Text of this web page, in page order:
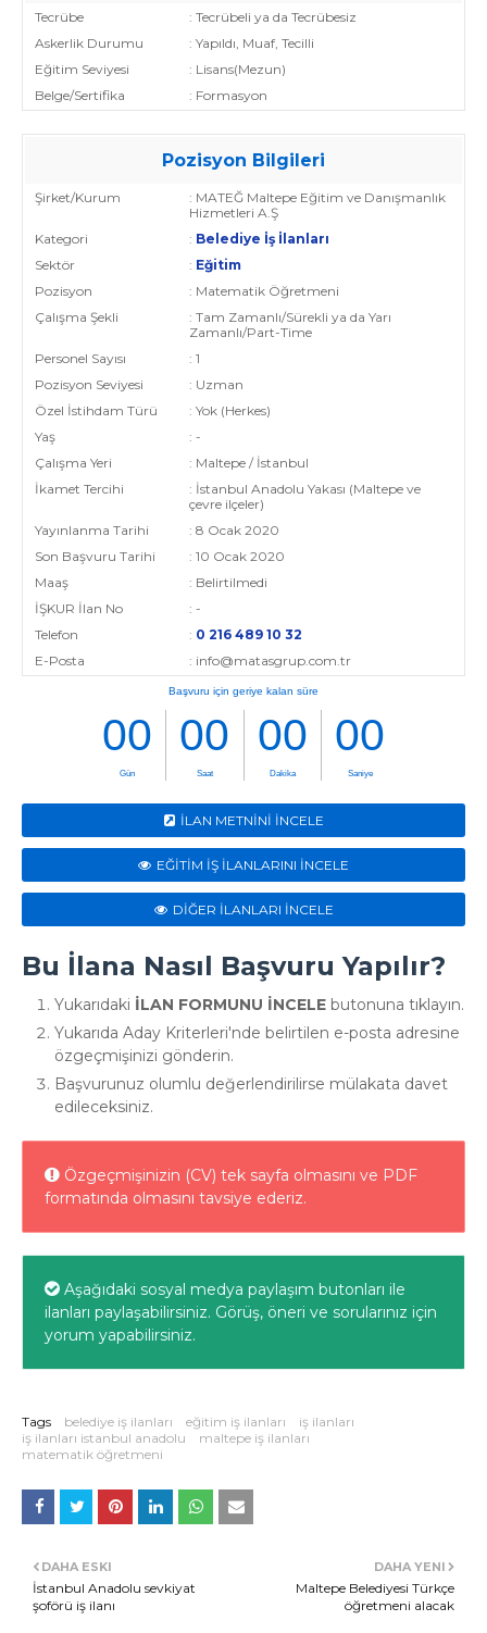
Tecrübe
: Tecrübeli ya da Tecrübesiz
Askerlik Durumu
: Yapıldı, Muaf, Tecilli
Eğitim Seviyesi
: Lisans(Mezun)
Belge/Sertifika
: Formasyon
Pozisyon Bilgileri
Şirket/Kurum
: MATEĞ Maltepe Eğitim ve Danışmanlık
Hizmetleri A.Ş
Kategori
: Belediye İş İlanları
Sektör
: Eğitim
Pozisyon
: Matematik Öğretmeni
Çalışma Şekli
: Tam Zamanlı/Sürekli ya da Yarı
Zamanlı/Part-Time
Personel Sayısı
: 1
Pozisyon Seviyesi
: Uzman
Özel İstihdam Türü
: Yok (Herkes)
Yaş
: -
Çalışma Yeri
: Maltepe / İstanbul
İkamet Tercihi
: İstanbul Anadolu Yakası (Maltepe ve
çevre ilçeler)
Yayınlanma Tarihi
: 8 Ocak 2020
Son Başvuru Tarihi
: 10 Ocak 2020
Maaş
: Belirtilmedi
İŞKUR İlan No
: -
Telefon
: 0 216 489 10 32
E-Posta
: info@matasgrup.com.tr
İLAN METNİNİ İNCELE
EĞİTİM İŞ İLANLARINI İNCELE
DİĞER İLANLARI İNCELE
Bu İlana Nasıl Başvuru Yapılır?
Yukarıdaki İLAN FORMUNU İNCELE butonuna tıklayın.
Yukarıda Aday Kriterleri'nde belirtilen e-posta adresine
özgeçmişinizi gönderin.
Başvurunuz olumlu değerlendirilirse mülakata davet
edileceksiniz.
Özgeçmişinizin (CV) tek sayfa olmasını ve PDF
formatında olmasını tavsiye ederiz.
Aşağıdaki sosyal medya paylaşım butonları ile
ilanları paylaşabilirsiniz. Görüş, öneri ve sorularınız için
yorum yapabilirsiniz.
Tags belediye iş ilanları eğitim iş ilanları
iş ilanları
iş ilanları istanbul anadolu
maltepe iş ilanları
matematik öğretmeni
DAHA YENI
Maltepe Belediyesi Türkçe
öğretmeni alacak
DAHA ESKI
İstanbul Anadolu sevkiyat
şoförü iş ilanı